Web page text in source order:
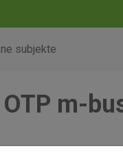
subjekte
m-
subjekte.pdf